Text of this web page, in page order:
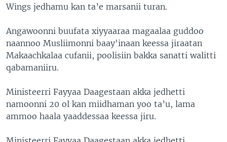
Wings jedhamu kan ta’e marsanii turan.
Angawoonni buufata xiyyaaraa magaalaa guddoo
naannoo Musliimonni baay'inaan keessa jiraatan
Makaachkalaa cufanii, poolisiin bakka sanatti walitti
qabamaniiru.
Ministeerri Fayyaa Daagestaan akka jedhetti
namoonni 20 ol kan miidhaman yoo ta’u, lama
ammoo haala yaaddessaa keessa jiru.